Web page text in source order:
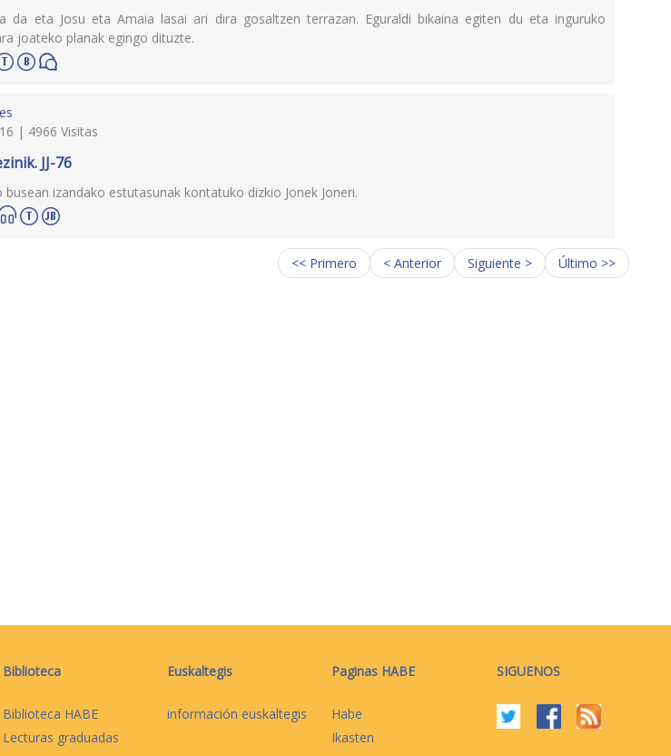
da eta Josu eta Amaia lasai ari dira gosaltzen terrazan. Eguraldi bikaina egiten du eta inguruko
joateko planak egingo dituzte.
| 4966 Visitas
JJ-76
busean izandako estutasunak kontatuko dizkio Jonek Joneri.
<< Primero < Anterior Siguiente > Último >>
Biblioteca
Biblioteca HABE
Lecturas graduadas
Euskaltegis
información euskaltegis
Paginas HABE
Habe
Ikasten
SIGUENOS